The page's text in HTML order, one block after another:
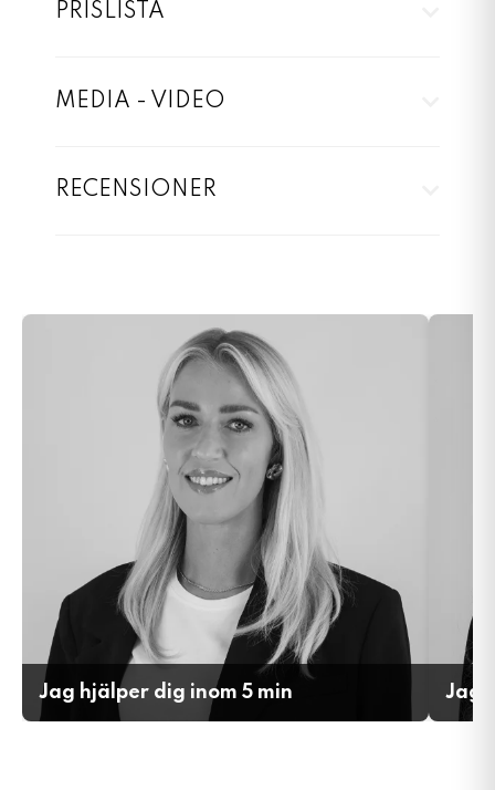
PRISLISTA
MEDIA - VIDEO
RECENSIONER
Jag hjälper dig inom 5 min Jag